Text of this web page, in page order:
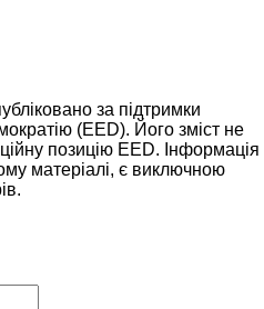
за підтримки
(EED). Його зміст не
позицію EED. Інформація
матеріалі, є виключною